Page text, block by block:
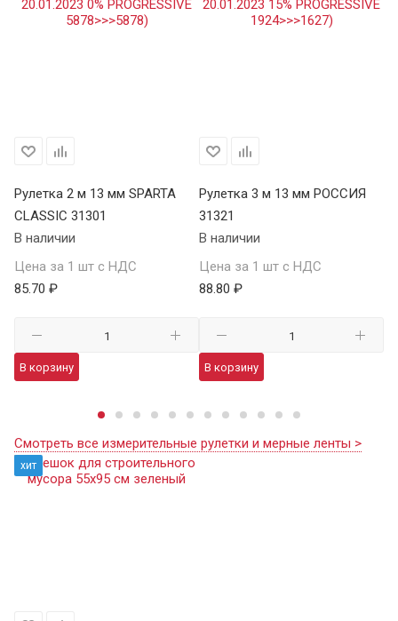
Рулетка 2 м 13 мм SPARTA
CLASSIC 31301
В наличии
Цена за 1 шт с НДС
85.70 ₽
В корзину
Рулетка 3 м 13 мм РОССИЯ
31321
В наличии
Цена за 1 шт с НДС
88.80 ₽
В корзину
Смотреть все измерительные рулетки и мерные ленты >
хит